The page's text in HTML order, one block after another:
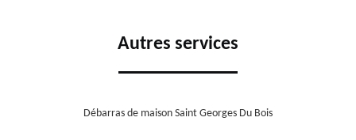
Autres services
Débarras de maison Saint Georges Du Bois